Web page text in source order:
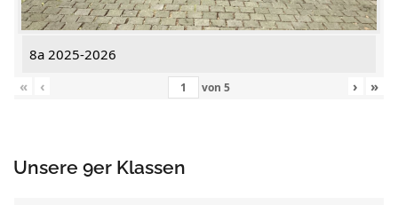
8a 2025-2026
«
‹ von 5 › »
Unsere 9er Klassen